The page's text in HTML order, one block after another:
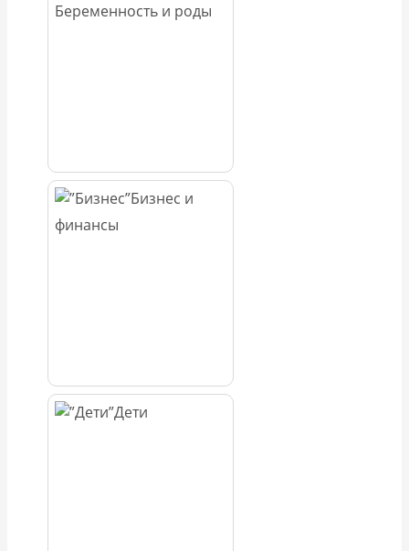
Беременность и роды
Бизнес и
финансы
Дети